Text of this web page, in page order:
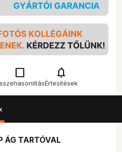
check_box_outline_blank notifications
Értesítések
ÁG TARTÓVAL